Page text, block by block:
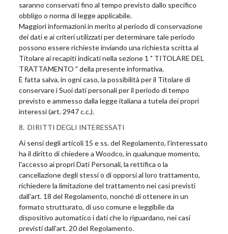
saranno conservati fino al tempo previsto dallo specifico
obbligo o norma di legge applicabile.
Maggiori informazioni in merito al periodo di conservazione
dei dati e ai criteri utilizzati per determinare tale periodo
possono essere richieste inviando una richiesta scritta al
Titolare ai recapiti indicati nella sezione 1 " TITOLARE DEL
TRATTAMENTO " della presente informativa.
È fatta salva, in ogni caso, la possibilità per il Titolare di
conservare i Suoi dati personali per il periodo di tempo
previsto e ammesso dalla legge italiana a tutela dei propri
interessi (art. 2947 c.c.).
8. DIRITTI DEGLI INTERESSATI
Ai sensi degli articoli 15 e ss. del Regolamento, l’interessato
ha il diritto di chiedere a Woodco, in qualunque momento,
l'accesso ai propri Dati Personali, la rettifica o la
cancellazione degli stessi o di opporsi al loro trattamento,
richiedere la limitazione del trattamento nei casi previsti
dall'art. 18 del Regolamento, nonché di ottenere in un
formato strutturato, di uso comune e leggibile da
dispositivo automatico i dati che lo riguardano, nei casi
previsti dall'art. 20 del Regolamento.